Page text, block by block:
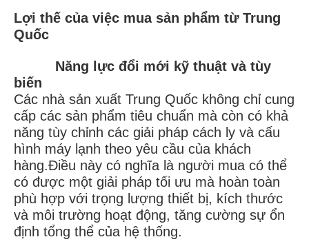
Lợi thế của việc mua sản phẩm từ Trung
Quốc
Năng lực đổi mới kỹ thuật và tùy
biến
Các nhà sản xuất Trung Quốc không chỉ cung
cấp các sản phẩm tiêu chuẩn mà còn có khả
năng tùy chỉnh các giải pháp cách ly và cấu
hình máy lạnh theo yêu cầu của khách
hàng.Điều này có nghĩa là người mua có thể
có được một giải pháp tối ưu mà hoàn toàn
phù hợp với trọng lượng thiết bị, kích thước
và môi trường hoạt động, tăng cường sự ổn
định tổng thể của hệ thống.